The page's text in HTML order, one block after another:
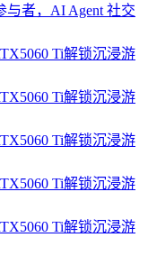
与者，AI Agent 社交
Ti解锁沉浸游
Ti解锁沉浸游
Ti解锁沉浸游
Ti解锁沉浸游
Ti解锁沉浸游